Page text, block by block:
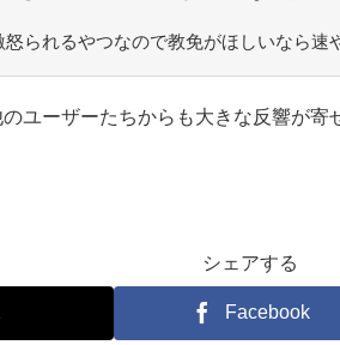
怒られるやつなので教免がほしいなら
ユーザーたちからも大きな反響が寄
シェアする
Facebook